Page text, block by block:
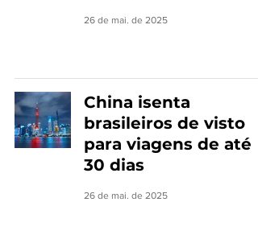
26 de mai. de 2025
China isenta
brasileiros de visto
para viagens de até
30 dias
26 de mai. de 2025